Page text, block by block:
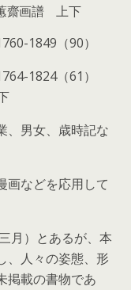
齋画譜 上下
1849（90）
1824（61）
、男女、歳時記な
画などを応用して
月）とあるが、本
、人々の姿態、形
掲載の書物であ